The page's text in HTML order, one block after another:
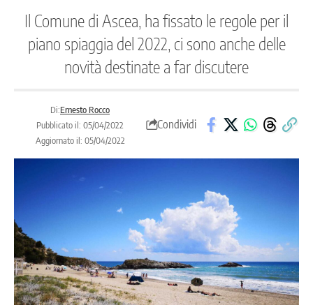
Il Comune di Ascea, ha fissato le regole per il
piano spiaggia del 2022, ci sono anche delle
novità destinate a far discutere
Di:Ernesto Rocco
Pubblicato il: 05/04/2022
Aggiornato il: 05/04/2022
Condividi